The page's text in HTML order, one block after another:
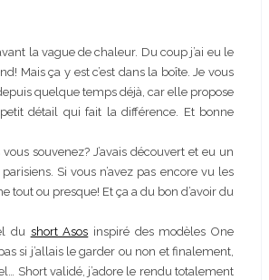
la vague de chaleur. Du coup j’ai eu le
Mais ça y est c’est dans la boîte. Je vous
quelque temps déjà, car elle propose
détail qui fait la différence. Et bonne
vous souvenez? J’avais découvert et eu un
Si vous n’avez pas encore vu les
tout ou presque! Et ça a du bon d’avoir du
du short Asos inspiré des modèles One
si j’allais le garder ou non et finalement,
Short validé, j’adore le rendu totalement